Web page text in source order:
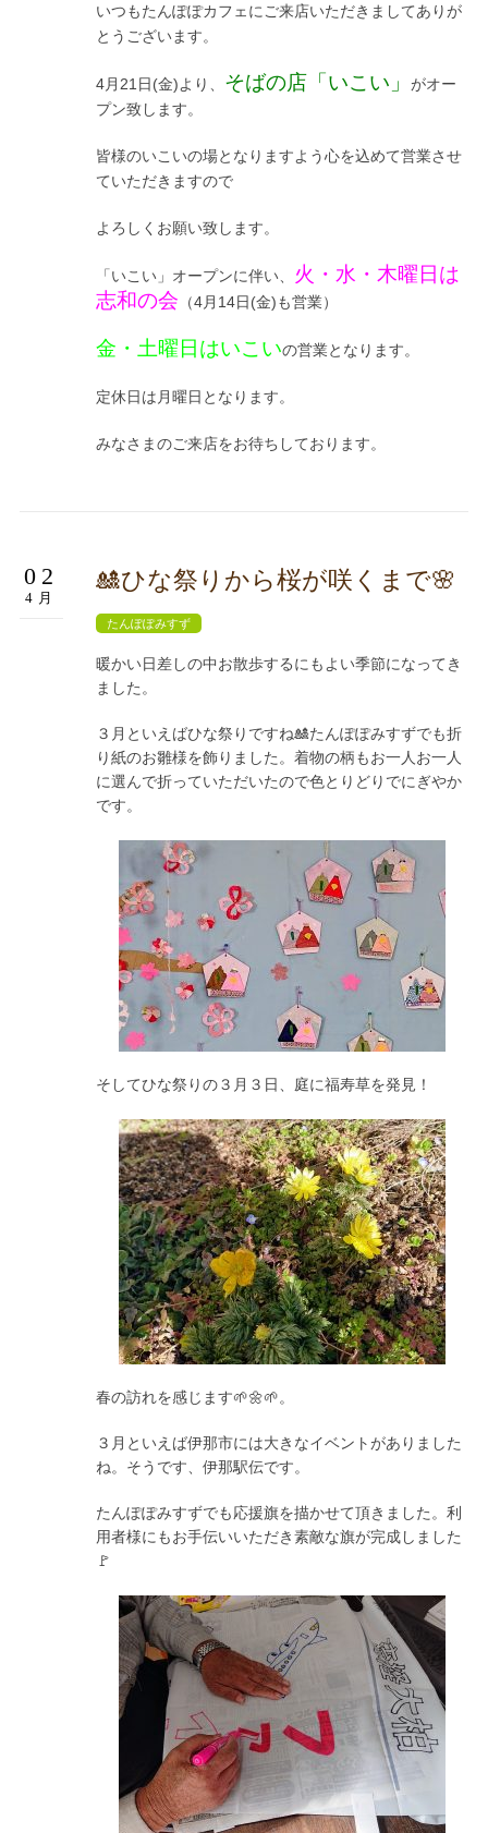
いつもたんぽぽカフェにご来店いただきましてありが
とうございます。
4月21日(金)より、 そばの店「いこい」
がオー
プン致します。
皆様のいこいの場となりますよう心を込めて営業させ
ていただきますので
よろしくお願い致します。
「いこい」オープンに伴い、
火・水・木曜日は
志和の会 （4月14日(金)も営業）
金・土曜日はいこいの営業となります。
定休日は月曜日となります。
みなさまのご来店をお待ちしております。
02
4月
🎎ひな祭りから桜が咲くまで🌸
たんぽぽみすず
暖かい日差しの中お散歩するにもよい季節になってき
ました。
３月といえばひな祭りですね🎎たんぽぽみすずでも折
り紙のお雛様を飾りました。着物の柄もお一人お一人
に選んで折っていただいたので色とりどりでにぎやか
です。
そしてひな祭りの３月３日、庭に福寿草を発見！
春の訪れを感じます🌱🌼🌱。
３月といえば伊那市には大きなイベントがありました
ね。そうです、伊那駅伝です。
たんぽぽみすずでも応援旗を描かせて頂きました。利
用者様にもお手伝いいただき素敵な旗が完成しました
🚩